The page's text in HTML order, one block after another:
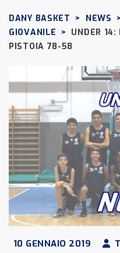
DANY BASKET > NEWS >
GIOVANILE > UNDER
PISTOIA 78-58
10 GENNAIO 2019